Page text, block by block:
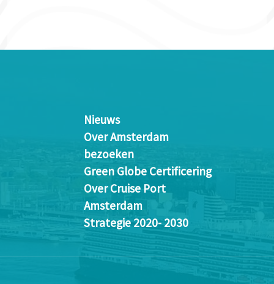
Nieuws
Over Amsterdam
bezoeken
Green Globe Certificering
Over Cruise Port
Amsterdam
Strategie 2020- 2030